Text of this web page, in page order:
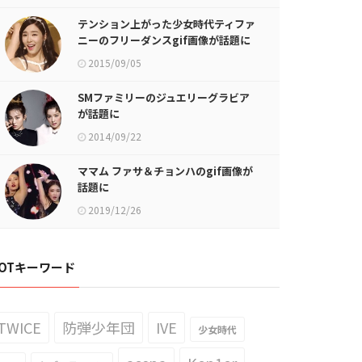
テンション上がった少女時代ティファ
ニーのフリーダンスgif画像が話題に
2015/09/05
SMファミリーのジュエリーグラビア
が話題に
2014/09/22
ママム ファサ＆チョンハのgif画像が
話題に
2019/12/26
キーワード
防弾少年団 IVE 少女時代